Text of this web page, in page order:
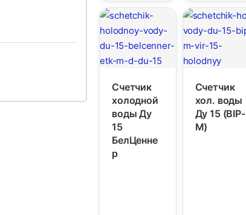
Счетчик
холодной
воды Ду
15
БелЦенне
р
Счетчик
хол. воды
Ду 15 (BIP-
М)